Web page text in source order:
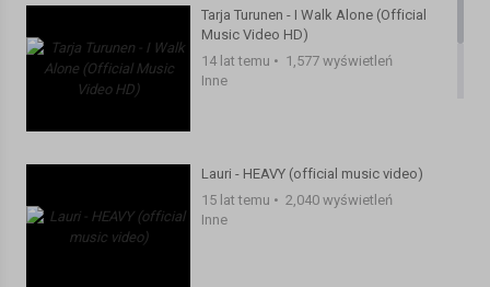
Tarja Turunen - I Walk Alone (Official
Music Video HD)
14 lat temu • 1,577 wyświetleń
Inne
Lauri - HEAVY (official music video)
15 lat temu • 2,040 wyświetleń
Inne